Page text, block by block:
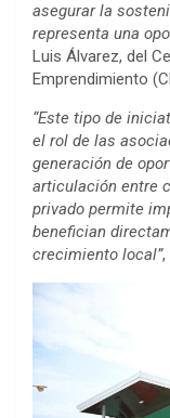
asegurar la
representa una
Luis Álvarez, del
Emprendimiento
“Este tipo de
el rol de las
generación de
articulación entre
privado permite
benefician
crecimiento local”,